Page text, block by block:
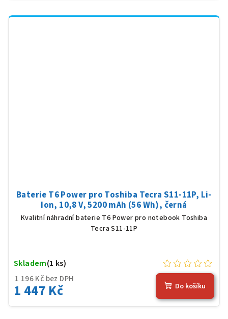
Baterie T6 Power pro Toshiba Tecra S11-11P, Li-
Ion, 10,8 V, 5200 mAh (56 Wh), černá
Kvalitní náhradní baterie T6 Power pro notebook Toshiba
Tecra S11-11P
1 196 Kč bez DPH
1 447 Kč
Skladem(1 ks)
Do košíku